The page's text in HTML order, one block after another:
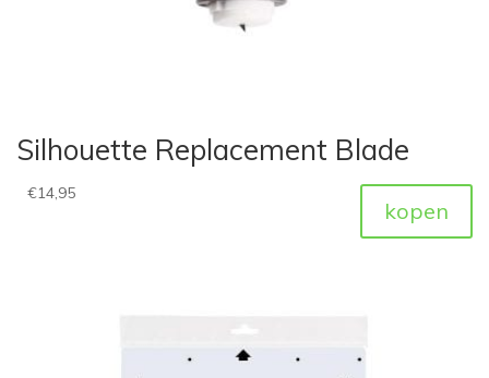
Silhouette Replacement Blade
€14,95
kopen